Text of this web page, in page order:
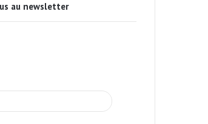
au newsletter